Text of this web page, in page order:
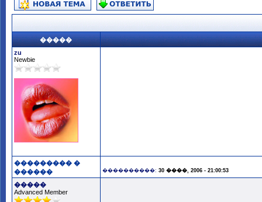
�����
zu
Newbie
��������� �
������
����������: 30 ����, 2006 - 21:00:53
�����
Advanced Member